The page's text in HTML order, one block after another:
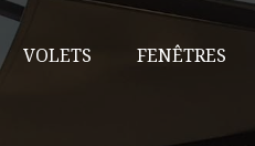
VOLETS FENÊTRES